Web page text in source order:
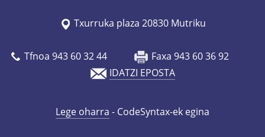
Txurruka plaza 20830 Mutriku
Tfnoa 943 60 32 44
Faxa 943 60 36 92
IDATZI EPOSTA
Lege oharra - CodeSyntax-ek egina